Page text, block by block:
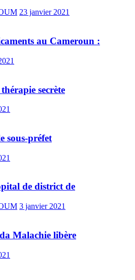
23 janvier 2021
au Cameroun :
secrète
sous-préfet
de district de
3 janvier 2021
Malachie libère